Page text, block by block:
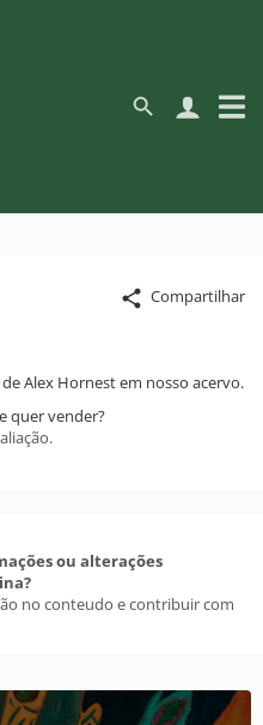
Compartilhar
Alex Hornest em nosso acervo.
quer vender?
ou alterações
no conteudo e contribuir com